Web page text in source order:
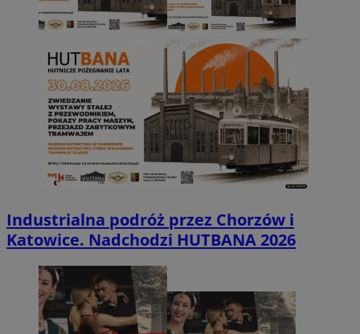
Industrialna podróż przez Chorzów i
Katowice. Nadchodzi HUTBANA 2026